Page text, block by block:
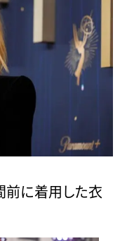
前に着用した衣